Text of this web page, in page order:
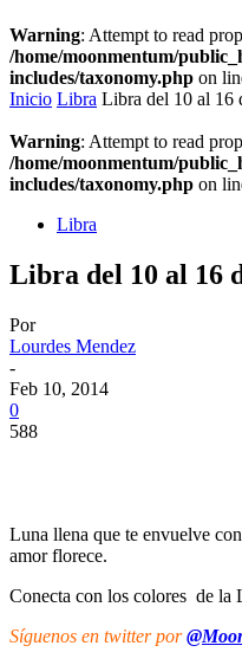
Warning: Attempt to read
/home/moonmentum/
includes/taxonomy.php on
Inicio Libra Libra del 10 al 16
Warning: Attempt to read
/home/moonmentum/
includes/taxonomy.php on
Libra
Libra del 10 al 16
Por
Lourdes Mendez
-
Feb 10, 2014
0
588
Luna llena que te envuelve
amor florece.
Conecta con los colores de la
Síguenos en twitter por